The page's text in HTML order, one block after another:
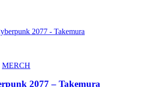
MERCH
2077 – Takemura